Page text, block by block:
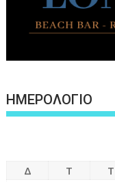
ΗΜΕΡΟΛΟΓΙΟ
Δ Τ Τ